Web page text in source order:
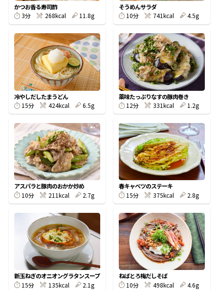
サッと鍋® 楽チン鍋®
楽チン屋® ストレートつゆ
新鮮一番 『氷熟®』
割烹白だしレシピ
レシピ特設サイト
割烹白だしレシピ特集
だし巻き卵特集
かつおだしが決め手！簡単茶碗蒸し
かつお香る寿司酢
3分
268kcal 11.8g
そうめんサラダ
10分
741kcal 4.5g
冷やしだしたまうどん
15分
424kcal 6.5g
薬味たっぷりなすの豚肉巻き
12分
331kcal 1.2g
アスパラと豚肉のおかか炒め
10分
211kcal 2.7g
春キャベツのステーキ
15分
375kcal 2.8g
新玉ねぎのオニオングラタンスープ
15分
135kcal 2.1g
ねばとろ梅だしそば
10分
498kcal 4.6g